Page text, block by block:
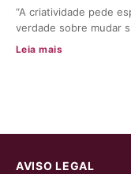
“A criatividade pede
verdade sobre mudar
Leia mais
AVISO LEGAL